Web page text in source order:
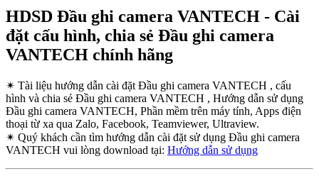
HDSD Đầu ghi camera VANTECH - Cài
đặt cấu hình, chia sẻ Đầu ghi camera
VANTECH chính hãng
✴ Tài liệu hướng dẫn cài đặt Đầu ghi camera VANTECH , cấu
hình và chia sẻ Đầu ghi camera VANTECH , Hướng dẫn sử dụng
Đầu ghi camera VANTECH, Phần mềm trên máy tính, Apps điện
thoại từ xa qua Zalo, Facebook, Teamviewer, Ultraview.
✴ Quý khách cần tìm hướng dẫn cài đặt sử dụng Đầu ghi camera
VANTECH vui lòng download tại: Hướng dẫn sử dụng